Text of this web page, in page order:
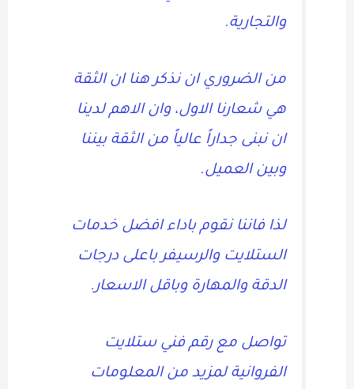
والتجارية.
من الضروري ان نذكر هنا ان الثقة
هي شعارنا الاول، وان الاهم لدينا
ان نبنى جداراً عالياً من الثقة بيننا
وبين العميل.
لذا فاننا نقوم باداء افضل خدمات
الستلايت والرسيفر باعلى درجات
الدقة والمهارة وباقل الاسعار.
تواصل مع رقم فني ستلايت
الفروانية لمزيد من المعلومات